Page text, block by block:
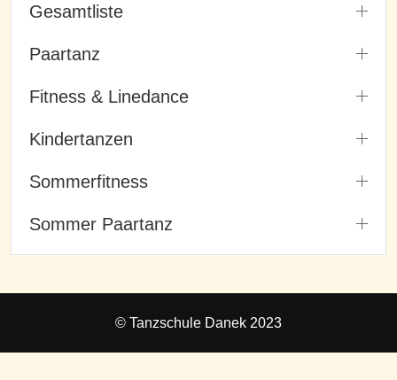
Gesamtliste
Paartanz
Fitness & Linedance
Kindertanzen
Sommerfitness
Sommer Paartanz
© Tanzschule Danek 2023